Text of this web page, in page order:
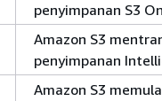
penyimpanan S3
Amazon S3
penyimpanan
Amazon S3